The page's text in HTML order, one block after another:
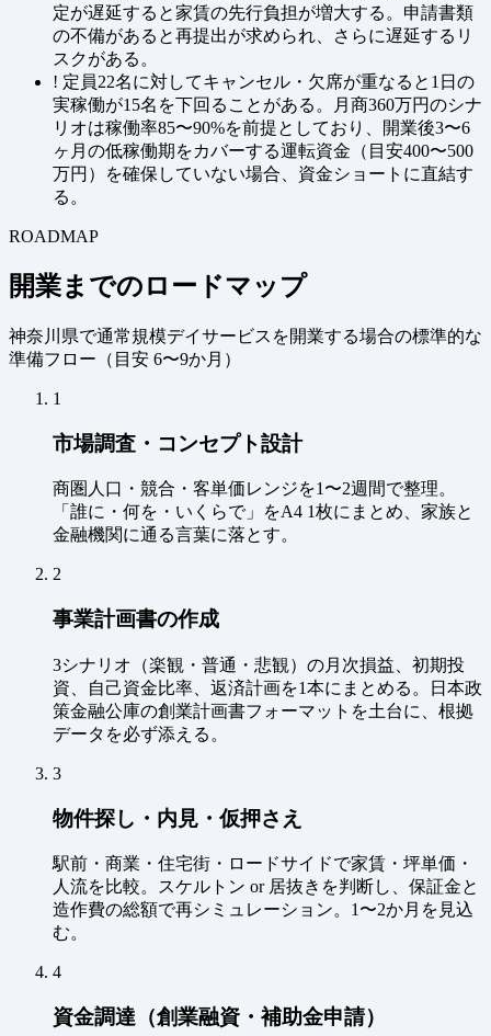
定が遅延すると家賃の先行負担が増大する。申請書類
の不備があると再提出が求められ、さらに遅延するリ
スクがある。
! 定員22名に対してキャンセル・欠席が重なると1日の
実稼働が15名を下回ることがある。月商360万円のシナ
リオは稼働率85〜90%を前提としており、開業後3〜6
ヶ月の低稼働期をカバーする運転資金（目安400〜500
万円）を確保していない場合、資金ショートに直結す
る。
ROADMAP
開業までのロードマップ
神奈川県で通常規模デイサービスを開業する場合の標準的な
準備フロー（ 目安 6〜9か月 ）
1
市場調査・コンセプト設計
商圏人口・競合・客単価レンジを1〜2週間で整理。
「誰に・何を・いくらで」をA4 1枚にまとめ、家族と
金融機関に通る言葉に落とす。
2
事業計画書の作成
3シナリオ（楽観・普通・悲観）の月次損益、初期投
資、自己資金比率、返済計画を1本にまとめる。日本政
策金融公庫の創業計画書フォーマットを土台に、根拠
データを必ず添える。
3
物件探し・内見・仮押さえ
駅前・商業・住宅街・ロードサイドで家賃・坪単価・
人流を比較。スケルトン or 居抜きを判断し、保証金と
造作費の総額で再シミュレーション。1〜2か月を見込
む。
4
資金調達（創業融資・補助金申請）